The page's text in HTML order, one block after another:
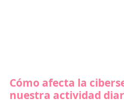
Cómo afecta la
nuestra actividad